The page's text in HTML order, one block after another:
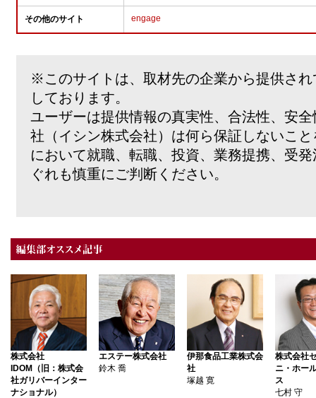
その他のサイト engage
※このサイトは、取材先の企業から提供さ
しております。
ユーザーは提供情報の真実性、合法性、安
社（イシン株式会社）は何ら保証しないこ
において就職、転職、投資、業務提携、受
ぐれも慎重にご判断ください。
株式会社
IDOM（旧：株式会
社ガリバーインター
ナショナル）
エステー株式会社
鈴木 喬
伊那食品工業株式会
社
塚越 寛
株式会社
ニ・ホー
ス
七村 守